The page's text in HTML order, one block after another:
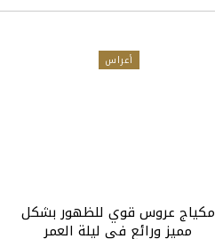
أعراس
مكياج عروس قوي للظهور بشكل
مميز ورائع في ليلة العمر